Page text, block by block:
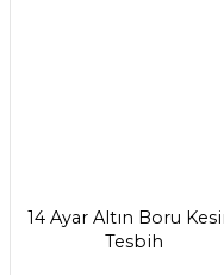
14 Ayar Altın Boru
Tesbih